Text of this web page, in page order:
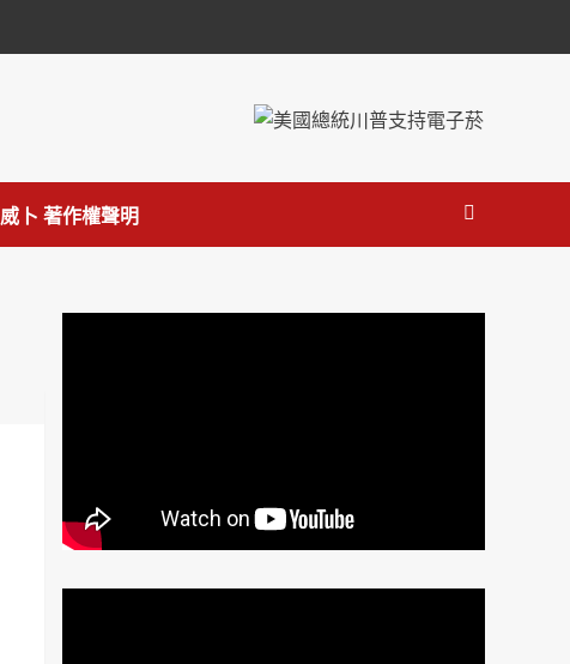
卜 著作權聲明